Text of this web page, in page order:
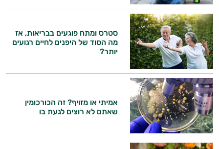
סטרס ומתח פוגעים בבריאות, אז
מה הסוד של היפנים לחיים רגועים
יותר?
אמיתי או מזויף? זה הכורכומין
שאתם לא רוצים לגעת בו